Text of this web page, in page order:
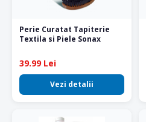
Perie Curatat Tapiterie
Textila si Piele Sonax
39.99 Lei
Vezi detalii